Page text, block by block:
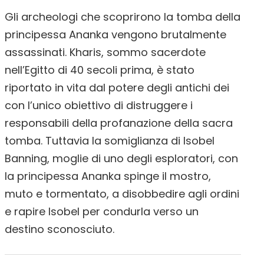
Gli archeologi che scoprirono la tomba della
principessa Ananka vengono brutalmente
assassinati. Kharis, sommo sacerdote
nell’Egitto di 40 secoli prima, è stato
riportato in vita dal potere degli antichi dei
con l’unico obiettivo di distruggere i
responsabili della profanazione della sacra
tomba. Tuttavia la somiglianza di Isobel
Banning, moglie di uno degli esploratori, con
la principessa Ananka spinge il mostro,
muto e tormentato, a disobbedire agli ordini
e rapire Isobel per condurla verso un
destino sconosciuto.